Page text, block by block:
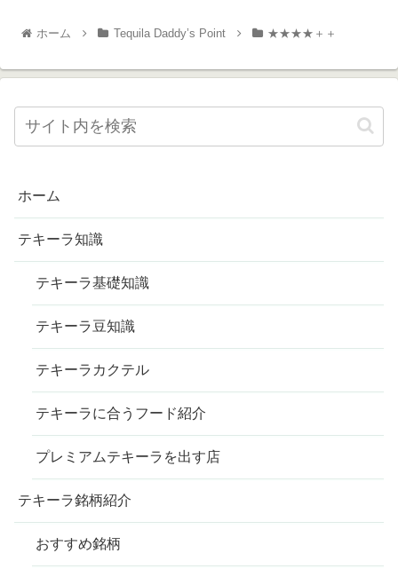
ホーム Tequila Daddy’s Point ★★★★＋＋
ホーム
テキーラ知識
テキーラ基礎知識
テキーラ豆知識
テキーラカクテル
テキーラに合うフード紹介
プレミアムテキーラを出す店
テキーラ銘柄紹介
おすすめ銘柄